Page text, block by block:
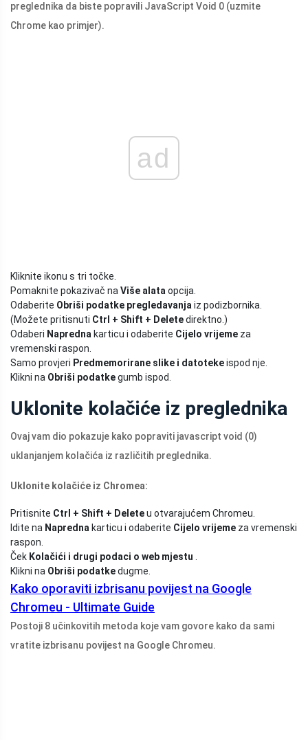
preglednika da biste popravili JavaScript Void 0 (uzmite
Chrome kao primjer).
ad
Kliknite ikonu s tri točke.
Pomaknite pokazivač naViše alataopcija.
Odaberite Obriši podatke pregledavanjaiz podizbornika.
(Možete pritisnuti Ctrl + Shift + Deletedirektno.)
Odaberi Napredna karticu i odaberite Cijelo vrijeme za
vremenski raspon.
Samo provjeri Predmemorirane slike i datotekeispod nje.
Klikni na Obriši podatkegumb ispod.
Uklonite kolačiće iz preglednika
Ovaj vam dio pokazuje kako popraviti javascript void (0)
uklanjanjem kolačića iz različitih preglednika.
Uklonite kolačiće iz Chromea:
Pritisnite Ctrl + Shift + Deleteu otvarajućem Chromeu.
Idite na Napredna karticu i odaberite Cijelo vrijeme za vremenski
raspon.
Ček Kolačići i drugi podaci o web mjestu .
Klikni na Obriši podatkedugme.
Kako oporaviti izbrisanu povijest na Google
Chromeu - Ultimate Guide
Postoji 8 učinkovitih metoda koje vam govore kako da sami
vratite izbrisanu povijest na Google Chromeu.